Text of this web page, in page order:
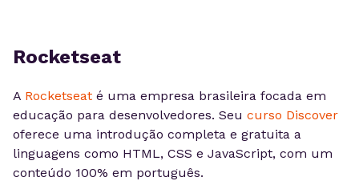
Rocketseat
A Rocketseat é uma empresa brasileira focada em
educação para desenvolvedores. Seu curso Discover
oferece uma introdução completa e gratuita a
linguagens como HTML, CSS e JavaScript, com um
conteúdo 100% em português.